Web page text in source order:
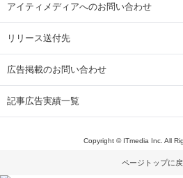
アイティメディアへのお問い合わせ
リリース送付先
広告掲載のお問い合わせ
記事広告実績一覧
Copyright © ITmedia Inc. All
ページトップに